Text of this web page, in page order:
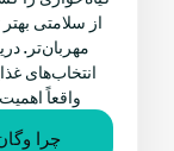
از سلامتی
مهربان‌تر.
انتخاب‌های
واقعاً
چرا